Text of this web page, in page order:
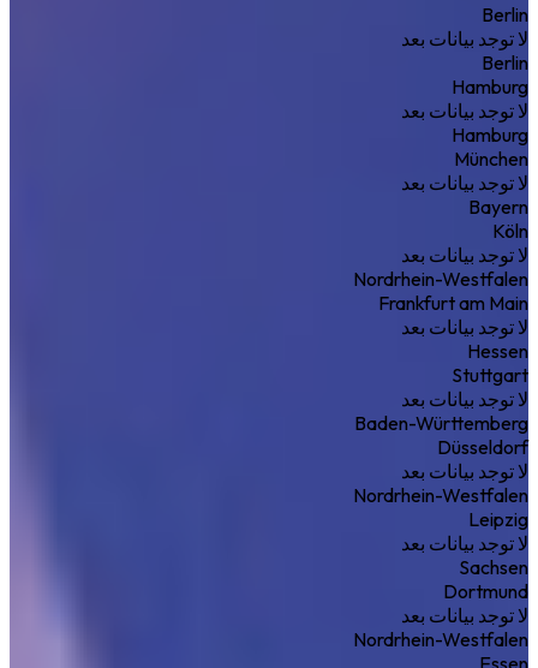
Berlin
لا توجد بيانات بعد
Berlin
Hamburg
لا توجد بيانات بعد
Hamburg
München
لا توجد بيانات بعد
Bayern
Köln
لا توجد بيانات بعد
Nordrhein-Westfalen
Frankfurt am Main
لا توجد بيانات بعد
Hessen
Stuttgart
لا توجد بيانات بعد
Baden-Württemberg
Düsseldorf
لا توجد بيانات بعد
Nordrhein-Westfalen
Leipzig
لا توجد بيانات بعد
Sachsen
Dortmund
لا توجد بيانات بعد
Nordrhein-Westfalen
Essen